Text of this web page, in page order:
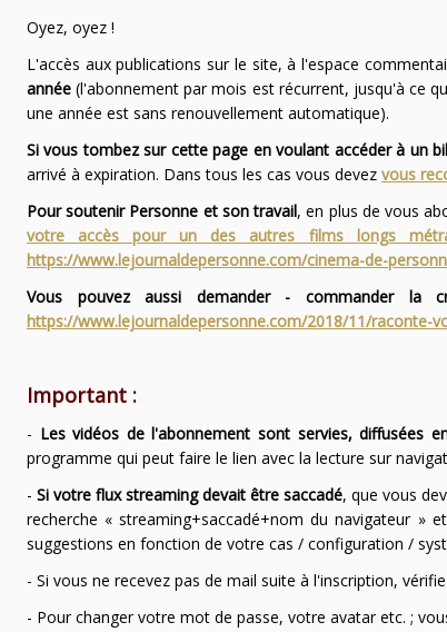
Oyez, oyez !
L'accès aux publications sur le site, à l'espace
année(l'abonnement par mois est récurrent, jusqu'à ce
une année est sans renouvellement automatique).
Si vous tombez sur cette page en voulant accéder à un
arrivé à expiration. Dans tous les cas vous devez vous
Pour soutenir Personne et son travail, en plus de vous
votre accès pour un des autres films longs
https://www.lejournaldepersonne.com/cinema-de-
Vous pouvez aussi demander - commander
https://www.lejournaldepersonne.com/2018/11/raconte-
Important :
- Les vidéos de l'abonnement sont servies, diffusées
programme qui peut faire le lien avec la lecture sur
- Si votre flux streaming devait être saccadé, que vous
recherche « streaming+saccadé+nom du navigateur
suggestions en fonction de votre cas / configuration /
- Si vous ne recevez pas de mail suite à l'inscription,
- Pour changer votre mot de passe, votre avatar etc. ;